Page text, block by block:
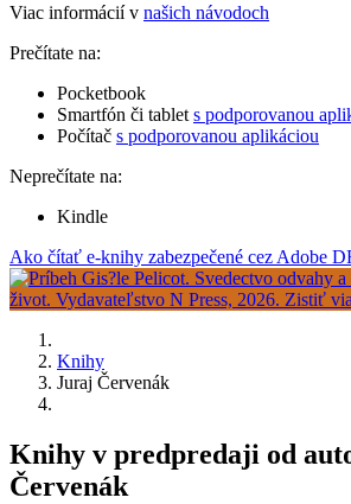
Viac informácií v našich návodoch
Prečítate na:
Pocketbook
Smartfón či tablet s podporovanou
Počítač s podporovanou aplikáciou
Neprečítate na:
Kindle
Ako čítať e-knihy zabezpečené cez Adobe
Knihy
Juraj Červenák
Knihy v predpredaji od
Červenák